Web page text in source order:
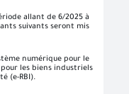
allant de 6/2025 à
suivants seront mis
numérique pour le
les biens industriels
(e-RBI).